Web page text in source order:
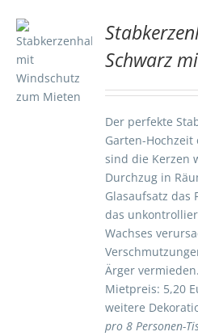
Schwarz
Der perfekte
Garten-Hochzeit
sind die Kerzen
Durchzug in
Glasaufsatz das
das
Wachses
Ärger
Mietpreis: 5,20
weitere
pro 8 Personen-